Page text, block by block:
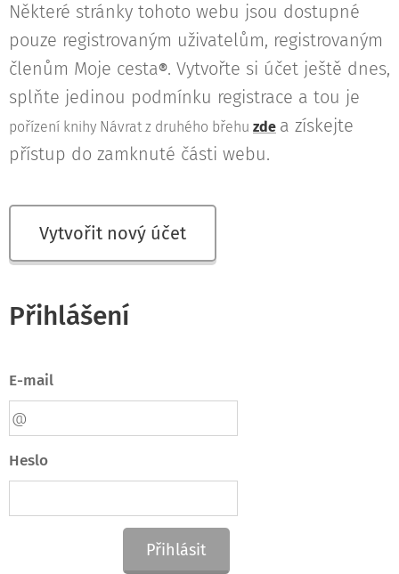
Některé stránky tohoto webu jsou dostupné
pouze registrovaným uživatelům, registrovaným
členům Moje cesta®. Vytvořte si účet ještě dnes,
splňte jedinou podmínku registrace a tou je
pořízení knihy Návrat z druhého břehu zde a získejte
přístup do zamknuté části webu.
Vytvořit nový účet
Přihlášení
E-mail
Heslo
Přihlásit